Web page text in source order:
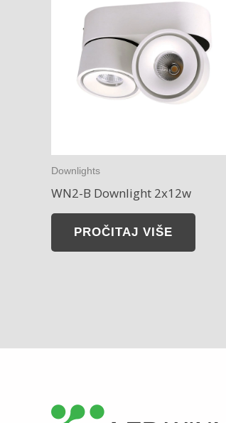
Downlights
WN2-B Downlight 2x12w
PROČITAJ VIŠE